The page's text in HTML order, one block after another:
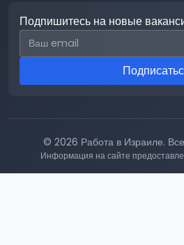
Подпишитесь на новые
Email для подписки
© 2026 Работа в Израиле.
Информация на сайте